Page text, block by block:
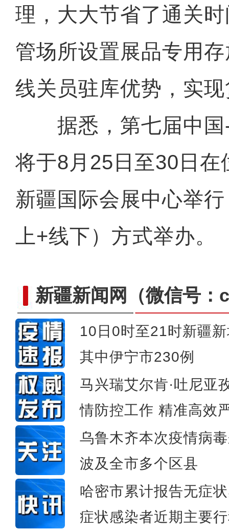
理，大大节省了通关
管场所设置展品专用
线关员驻库优势，实
据悉，第七届中国-
将于8月25日至30日在
新疆国际会展中心举
上+线下）方式举办。
新疆新闻网 （微信号
10日0时至21时新疆
其中伊宁市230例
马兴瑞艾尔肯·吐尼亚
情防控工作 精准高效
乌鲁木齐本次疫情病
波及全市多个区县
哈密市累计报告无症
症状感染者近期主要
阿勒泰两河源：夏天是牧民